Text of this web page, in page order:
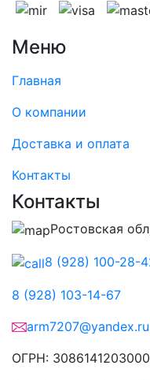
Меню
Главная
О компании
Доставка и оплата
Контакты
Контакты
Ростовская
8 (928) 100-28-
8 (928) 103-14-67
arm7207@yandex.ru
ОГРН: